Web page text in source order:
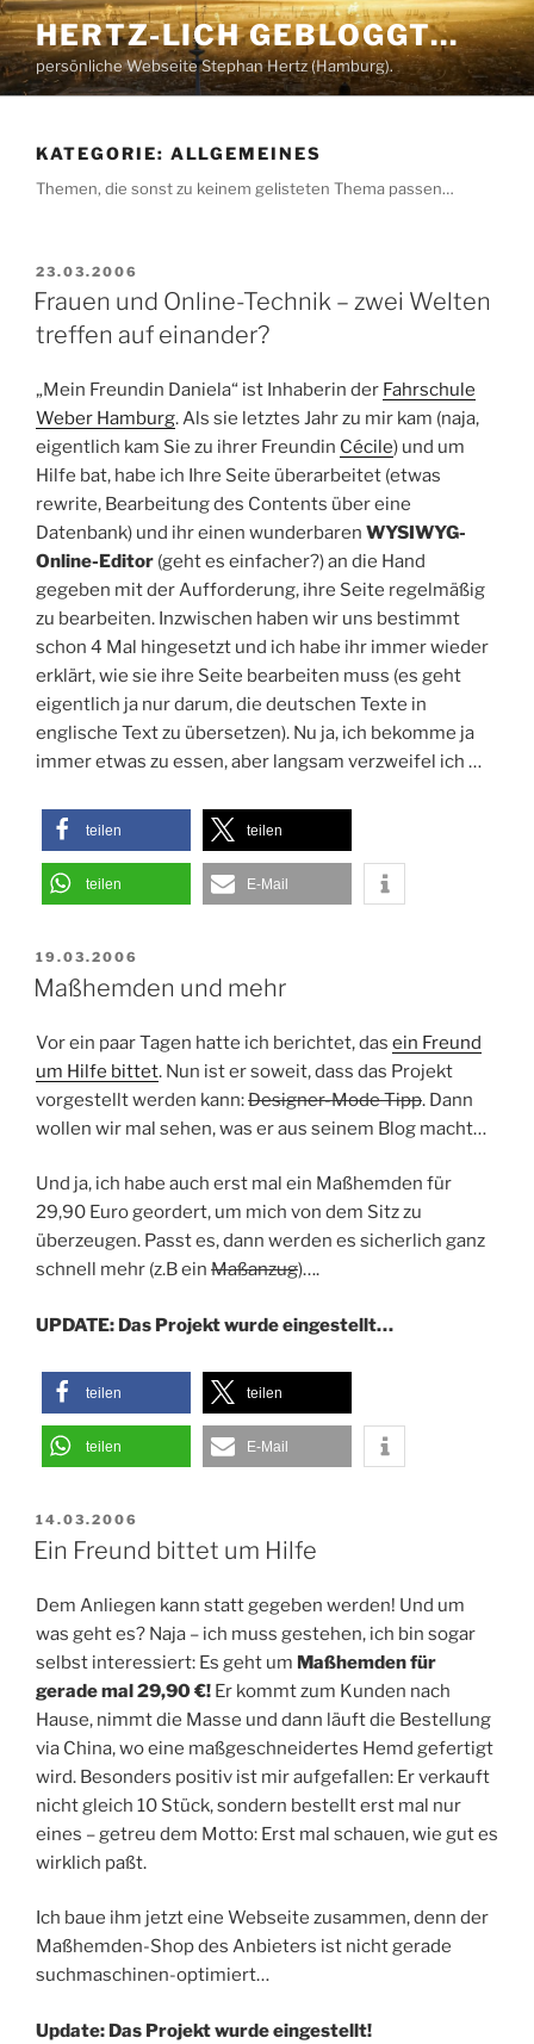
Zum
Inhalt
springen
HERTZ-LICH GEBLOGGT…
persönliche Webseite Stephan Hertz (Hamburg).
KATEGORIE: ALLGEMEINES
Themen, die sonst zu keinem gelisteten Thema passen…
VERÖFFENTLICHT
AM
23.03.2006
Frauen und Online-Technik – zwei Welten
treffen auf einander?
„Mein Freundin Daniela“ ist Inhaberin der Fahrschule
Weber Hamburg. Als sie letztes Jahr zu mir kam (naja,
eigentlich kam Sie zu ihrer Freundin Cécile) und um
Hilfe bat, habe ich Ihre Seite überarbeitet (etwas
rewrite, Bearbeitung des Contents über eine
Datenbank) und ihr einen wunderbaren WYSIWYG-
Online-Editor (geht es einfacher?) an die Hand
gegeben mit der Aufforderung, ihre Seite regelmäßig
zu bearbeiten. Inzwischen haben wir uns bestimmt
schon 4 Mal hingesetzt und ich habe ihr immer wieder
erklärt, wie sie ihre Seite bearbeiten muss (es geht
eigentlich ja nur darum, die deutschen Texte in
englische Text zu übersetzen). Nu ja, ich bekomme ja
immer etwas zu essen, aber langsam verzweifel ich …
teilen teilen
teilen E-Mail
VERÖFFENTLICHT
AM
19.03.2006
Maßhemden und mehr
Vor ein paar Tagen hatte ich berichtet, das ein Freund
um Hilfe bittet. Nun ist er soweit, dass das Projekt
vorgestellt werden kann:Designer-Mode Tipp. Dann
wollen wir mal sehen, was er aus seinem Blog macht…
Und ja, ich habe auch erst mal ein Maßhemden für
29,90 Euro geordert, um mich von dem Sitz zu
überzeugen. Passt es, dann werden es sicherlich ganz
schnell mehr (z.B ein Maßanzug)….
UPDATE: Das Projekt wurde eingestellt…
teilen teilen
teilen E-Mail
VERÖFFENTLICHT
AM
14.03.2006
Ein Freund bittet um Hilfe
Dem Anliegen kann statt gegeben werden! Und um
was geht es? Naja – ich muss gestehen, ich bin sogar
selbst interessiert: Es geht um Maßhemden für
gerade mal 29,90 €! Er kommt zum Kunden nach
Hause, nimmt die Masse und dann läuft die Bestellung
via China, wo eine maßgeschneidertes Hemd gefertigt
wird. Besonders positiv ist mir aufgefallen: Er verkauft
nicht gleich 10 Stück, sondern bestellt erst mal nur
eines – getreu dem Motto: Erst mal schauen, wie gut es
wirklich paßt.
Ich baue ihm jetzt eine Webseite zusammen, denn der
Maßhemden-Shop des Anbieters ist nicht gerade
suchmaschinen-optimiert…
Update: Das Projekt wurde eingestellt!